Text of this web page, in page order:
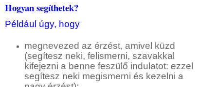
Hogyan segíthetek?
Például úgy, hogy
megnevezed az érzést, amivel küzd
(segítesz neki, felismerni, szavakkal
kifejezni a benne feszülő indulatot: ezzel
segítesz neki megismerni és kezelni a